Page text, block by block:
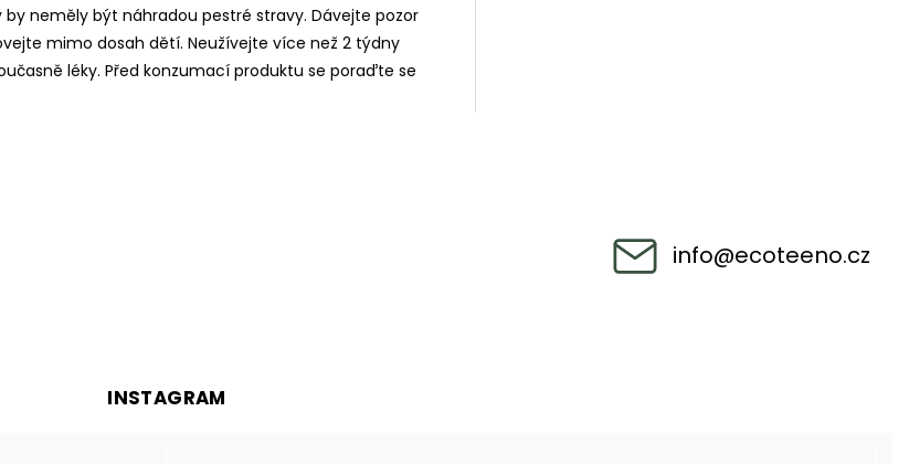
by neměly být náhradou pestré stravy. Dávejte pozor
mimo dosah dětí. Neužívejte více než 2 týdny
léky. Před konzumací produktu se poraďte se
info@ecoteeno.cz
INSTAGRAM